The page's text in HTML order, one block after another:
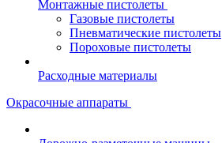
Монтажные пистолеты
Газовые пистолеты
Пневматические пистолеты
Пороховые пистолеты
Расходные материалы
Окрасочные аппараты